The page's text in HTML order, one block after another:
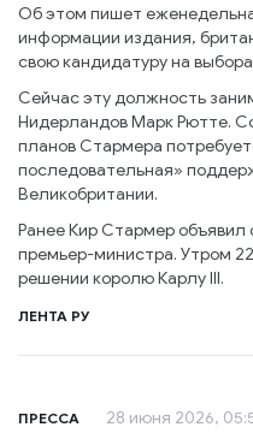
Об этом пишет
информации издания,
свою кандидатуру на
Сейчас эту должность
Нидерландов Марк Рютте.
планов Стармера
последовательная»
Великобритании.
Ранее Кир Стармер объявил
премьер-министра. Утром
решении королю Карлу III.
ЛЕНТА РУ
ПРЕССА 28 июня 2026,